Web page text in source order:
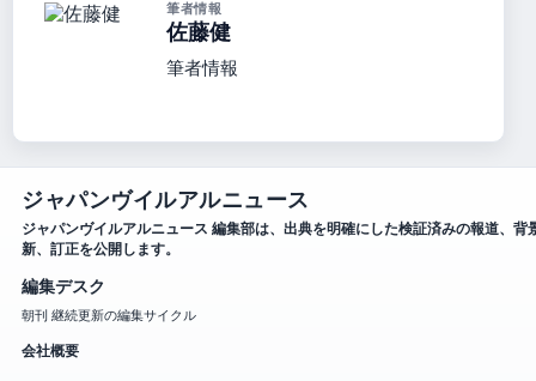
筆者情報
佐藤健
筆者情報
ジャパンヴイルアルニュース
ジャパンヴイルアルニュース 編集部は、出典を明確にした検証済みの報道、背
新、訂正を公開します。
編集デスク
朝刊 継続更新の編集サイクル
会社概要